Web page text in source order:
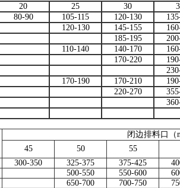
20
25 30
80-90 105-115 120-130
120-130 145-155
185-195
110-140 140-170
170-220
170-190 170-210
220-270
闭边排料口（
45
50 55
300-350 325-375 375-425
500-550 550-600
650-700 700-750